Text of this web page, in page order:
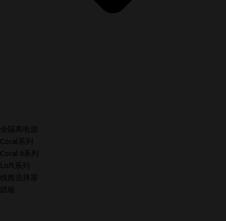
全隔离电源
Coral系列
Coral II系列
Loft系列
线路选择器
踏板